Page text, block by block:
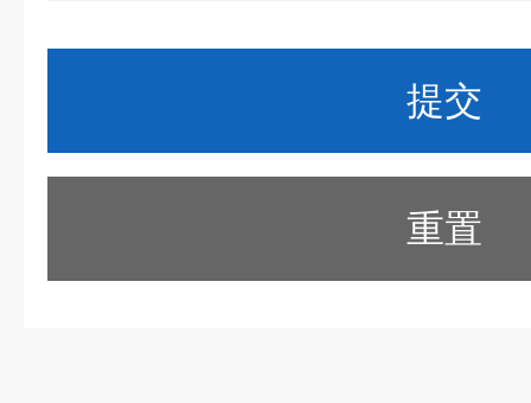
重置